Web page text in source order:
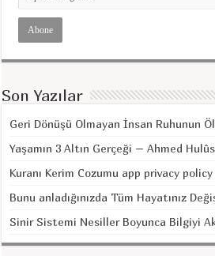
Son Yazılar
Geri Dönüşü Olmayan İnsan Ruhunun
Yaşamın 3 Altın Gerçeği – Ahmed
Kuranı Kerim Cozumu app privacy policy
Bunu anladığınızda Tüm Hayatınız
Sinir Sistemi Nesiller Boyunca Bilgiyi